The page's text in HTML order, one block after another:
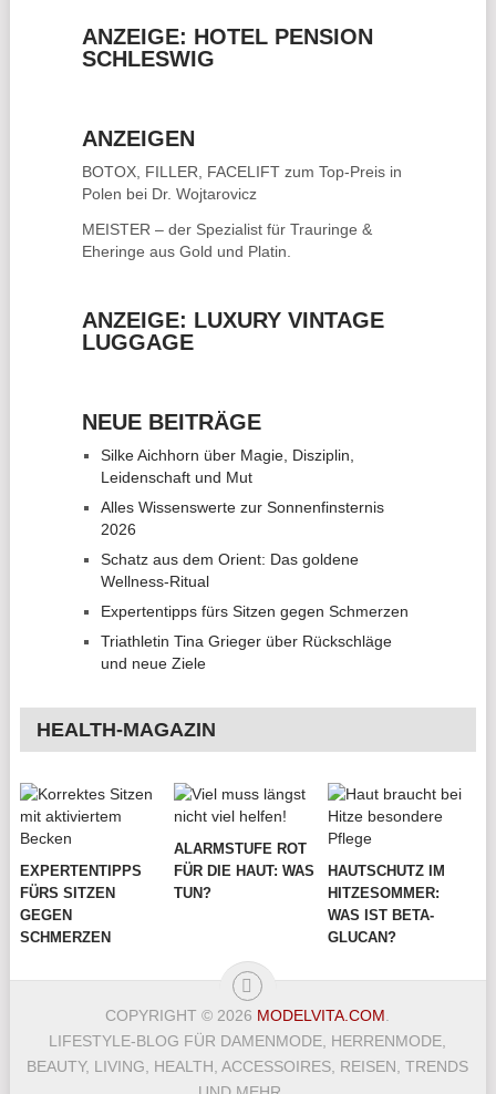
ANZEIGE: HOTEL PENSION
SCHLESWIG
ANZEIGEN
BOTOX, FILLER, FACELIFTzum Top-Preis in
Polen bei Dr. Wojtarovicz
MEISTER – der Spezialist für Trauringe &
Eheringe aus Gold und Platin.
ANZEIGE: LUXURY VINTAGE
LUGGAGE
NEUE BEITRÄGE
Silke Aichhorn über Magie, Disziplin,
Leidenschaft und Mut
Alles Wissenswerte zur Sonnenfinsternis
2026
Schatz aus dem Orient: Das goldene
Wellness-Ritual
Expertentipps fürs Sitzen gegen Schmerzen
Triathletin Tina Grieger über Rückschläge
und neue Ziele
HEALTH-MAGAZIN
EXPERTENTIPPS
FÜRS SITZEN
GEGEN
SCHMERZEN
ALARMSTUFE ROT
FÜR DIE HAUT: WAS
TUN?
HAUTSCHUTZ IM
HITZESOMMER:
WAS IST BETA-
GLUCAN?
COPYRIGHT © 2026 MODELVITA.COM.
LIFESTYLE-BLOG FÜR DAMENMODE, HERRENMODE,
BEAUTY, LIVING, HEALTH, ACCESSOIRES, REISEN, TRENDS